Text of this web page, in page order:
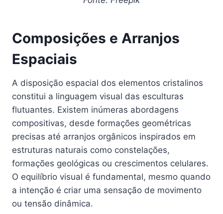
Composições e Arranjos
Espaciais
A disposição espacial dos elementos cristalinos
constitui a linguagem visual das esculturas
flutuantes. Existem inúmeras abordagens
compositivas, desde formações geométricas
precisas até arranjos orgânicos inspirados em
estruturas naturais como constelações,
formações geológicas ou crescimentos celulares.
O equilíbrio visual é fundamental, mesmo quando
a intenção é criar uma sensação de movimento
ou tensão dinâmica.